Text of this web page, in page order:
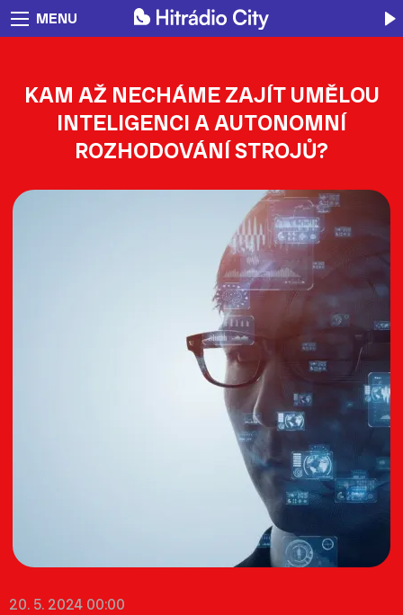
MENU
KAM AŽ NECHÁME ZAJÍT UMĚLOU
INTELIGENCI A AUTONOMNÍ
ROZHODOVÁNÍ STROJŮ?
20. 5. 2024 00:00